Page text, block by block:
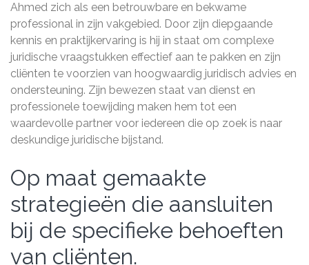
Ahmed zich als een betrouwbare en bekwame
professional in zijn vakgebied. Door zijn diepgaande
kennis en praktijkervaring is hij in staat om complexe
juridische vraagstukken effectief aan te pakken en zijn
cliënten te voorzien van hoogwaardig juridisch advies en
ondersteuning. Zijn bewezen staat van dienst en
professionele toewijding maken hem tot een
waardevolle partner voor iedereen die op zoek is naar
deskundige juridische bijstand.
Op maat gemaakte
strategieën die aansluiten
bij de specifieke behoeften
van cliënten.